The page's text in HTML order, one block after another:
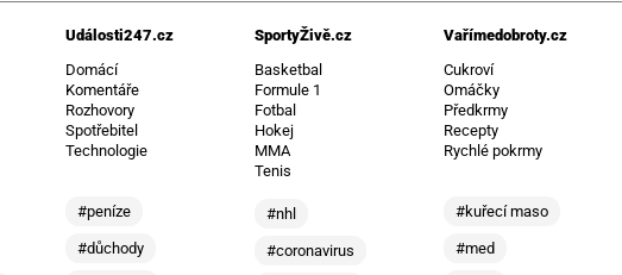
Události247.cz
Domácí
Komentáře
Rozhovory
Spotřebitel
Technologie
#peníze
#důchody
SportyŽivě.cz
Basketbal
Formule 1
Fotbal
Hokej
MMA
Tenis
#nhl
#coronavirus
Vařímedobroty.cz
Cukroví
Omáčky
Předkrmy
Recepty
Rychlé pokrmy
#kuřecí maso
#med